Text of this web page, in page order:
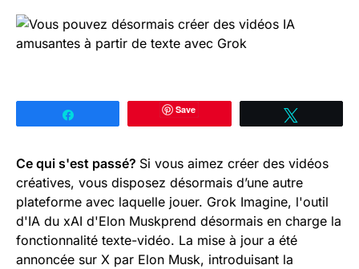
Save
Ce qui s'est passé? Si vous aimez créer des vidéos
créatives, vous disposez désormais d’une autre
plateforme avec laquelle jouer. Grok Imagine, l'outil
d'IA du xAI d'Elon Muskprend désormais en charge la
fonctionnalité texte-vidéo. La mise à jour a été
annoncée sur X par Elon Musk, introduisant la